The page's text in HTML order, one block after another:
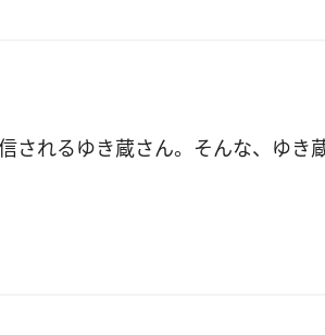
れるゆき蔵さん。そんな、ゆき